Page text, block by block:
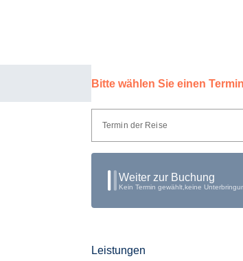
Bitte wählen Sie einen
Termin der Reise
Weiter zur Buchung
Kein Termin gewählt,keine
Leistungen